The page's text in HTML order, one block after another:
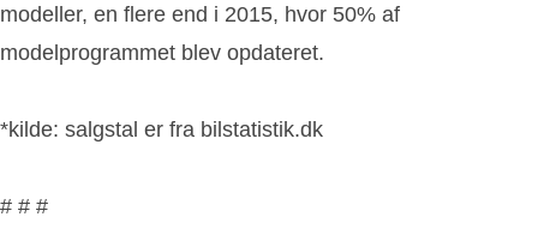
modeller, en flere end i 2015, hvor 50% af
modelprogrammet blev opdateret.
*kilde: salgstal er fra bilstatistik.dk
# # #